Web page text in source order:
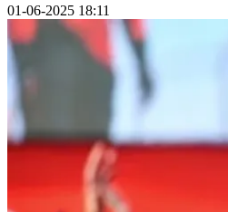
01-06-2025 18:11